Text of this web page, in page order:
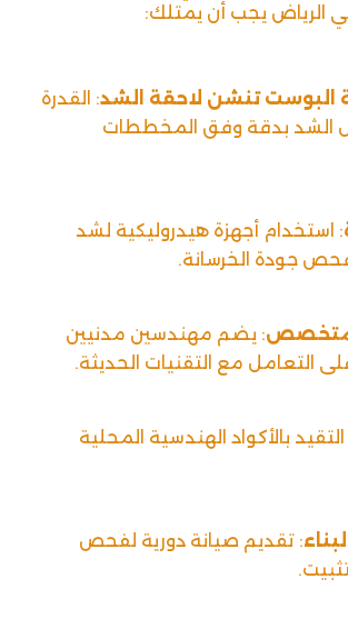
الرياض يجب أن يمتلك:
البوست تنشن لاحقة الشد: القدرة
الشد بدقة وفق المخططات
: استخدام أجهزة هيدروليكية لشد
فحص جودة الخرسانة.
متخصص: يضم مهندسين مدنيين
التعامل مع التقنيات الحديثة.
التقيد بالأكواد الهندسية المحلية
: تقديم صيانة دورية لفحص